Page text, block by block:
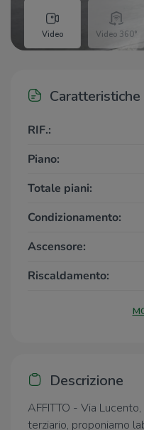
Video Video 360°
Caratteristiche
RIF.:
Piano:
Totale piani:
Condizionamento:
Ascensore:
Riscaldamento:
Descrizione
AFFITTO - Via
terziario, proponiamo